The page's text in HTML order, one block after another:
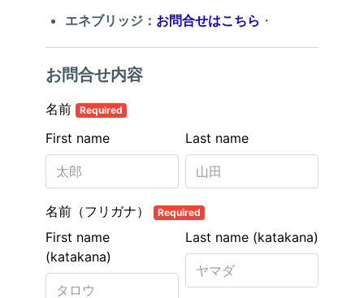
エネブリッジ： お問合せはこちら ・
お問合せ内容
名前 Required
Last name
First name
名前（フリガナ） Required
Last name (katakana)
First name
(katakana)